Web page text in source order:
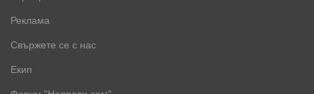
Реклама
Свържете се с нас
Екип